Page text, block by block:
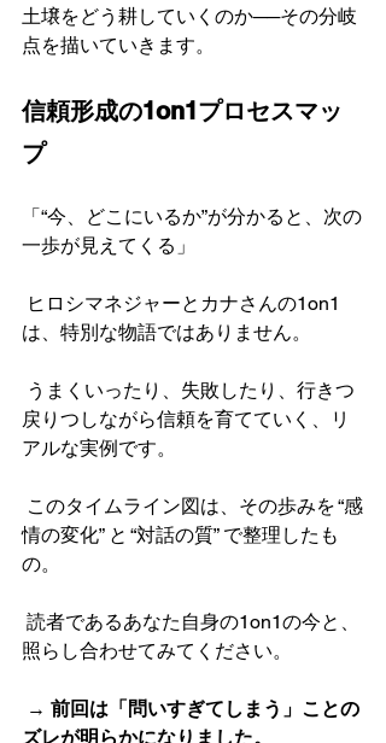
土壌をどう耕していくのか──その分岐
点を描いていきます。
信頼形成の1on1プロセスマッ
プ
「“今、どこにいるか”が分かると、次の
一歩が見えてくる」
は、特別な物語ではありません。
戻りつしながら信頼を育てていく、リ
アルな実例です。
情の変化” と “対話の質” で整理したも
の。
照らし合わせてみてください。
→ 前回は「問いすぎてしまう」ことの
ズレが明らかになりました。